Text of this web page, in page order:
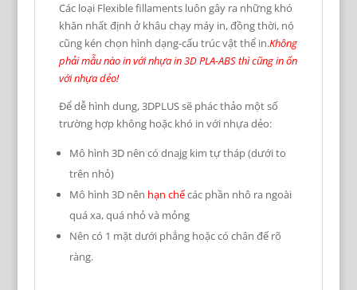
Các loại Flexible fillaments luôn gây ra những khó
khăn nhất định ở khâu chạy máy in, đồng thời, nó
cũng kén chọn hình dạng-cấu trúc vật thể in.Không
phải mẫu nào in với nhựa in 3D PLA-ABS thì cũng in ổn
với nhựa dẻo!
Để dễ hình dung, 3DPLUS sẽ phác thảo một số
trường hợp không hoặc khó in với nhựa dẻo:
Mô hình 3D nên có dnajg kim tự tháp (dưới to
trên nhỏ)
Mô hình 3D nên hạn chếcác phần nhô ra ngoài
quá xa, quá nhỏ và mỏng
Nên có 1 mặt dưới phẳng hoặc có chân đế rõ
ràng.